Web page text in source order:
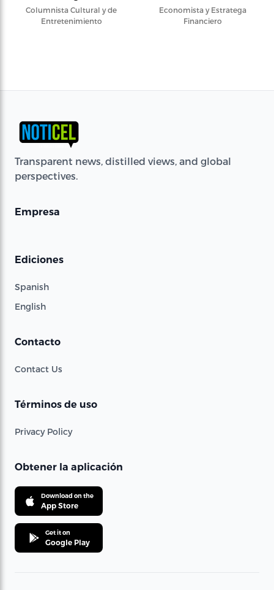
Columnista Cultural y de
Entretenimiento
Economista y Estratega
Financiero
Transparent news, distilled views, and global
perspectives.
Empresa
Ediciones
Spanish
English
Contacto
Contact Us
Términos de uso
Privacy Policy
Obtener la aplicación
Download on the
App Store
Get it on
Google Play